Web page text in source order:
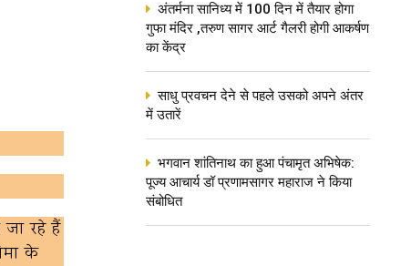
रहे हैं
के
अंतर्मना सानिध्य में 100 दिन में तैयार होगा
गुफा मंदिर ,तरुण सागर आर्ट गैलरी होगी आकर्षण
का केंद्र
साधु प्रवचन देने से पहले उसको अपने अंतर
में उतारें
भगवान शांतिनाथ का हुआ पंचामृत अभिषेक:
पूज्य आचार्य डॉ प्रणामसागर महाराज ने किया
संबोधित